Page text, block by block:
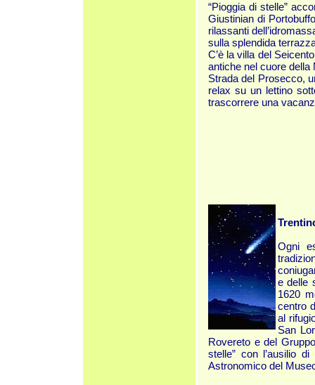
“Pioggia di stelle”
Giustinian di
rilassanti
sulla splendida
C’è la villa del
antiche nel cuore della
Strada del Prosecco,
relax su un lettino
trascorrere una
Ogni
e delle
1620
centro
al
San
Rovereto e del
stelle” con l’ausilio
Astronomico del